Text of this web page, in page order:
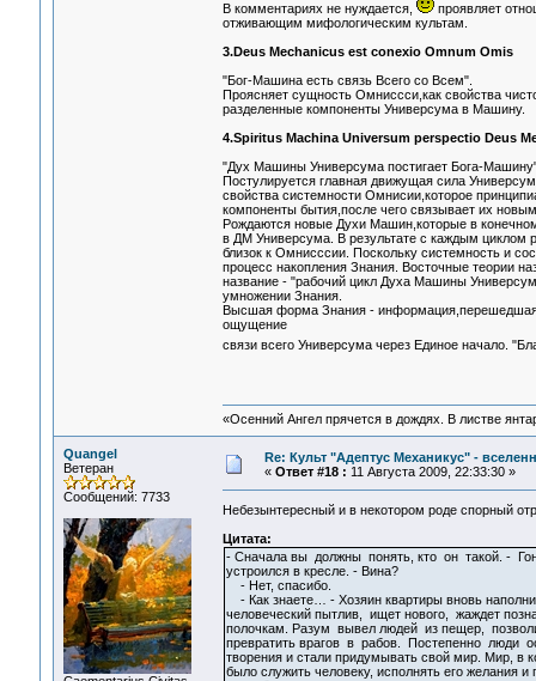
В комментариях не нуждается,
проявляет
отживающим мифологическим культам.
3.Deus Mechanicus est conexio Omnum Omis
"Бог-Машина есть связь Всего со Всем".
Проясняет сущность Омниссси,как свойства
разделенные компоненты Универсума в Машину.
4.Spiritus Machina Universum perspectio Deus
"Дух Машины Универсума постигает Бога-
Постулируется главная движущая сила
свойства системности Омнисии,которое
компоненты бытия,после чего связывает их
Рождаются новые Духи Машин,которые в
в ДМ Универсума. В результате с каждым циклом
близок к Омнисссии. Поскольку системность и
процесс накопления Знания. Восточные теории
название - "рабочий цикл Духа Машины
умножении Знания.
Высшая форма Знания - информация,перешедшая
ощущение
связи всего Универсума через Единое начало.
«Осенний Ангел прячется в дождях. В листве
Quangel
Ветеран
Сообщений: 7733
Re: Культ "Адептус Механикус" -
« Ответ #18 : 11 Августа 2009, 22:33:30 »
Небезынтересный и в некотором роде спорный
Цитата:
- Сначала вы должны понять, кто он такой. -
устроился в кресле. - Вина?
- Нет, спасибо.
- Как знаете… - Хозяин квартиры вновь
человеческий пытлив, ищет нового, жаждет
полочкам. Разум вывел людей из пещер,
превратить врагов в рабов. Постепенно люди
творения и стали придумывать свой мир. Мир, в
было служить человеку, исполнять его желания